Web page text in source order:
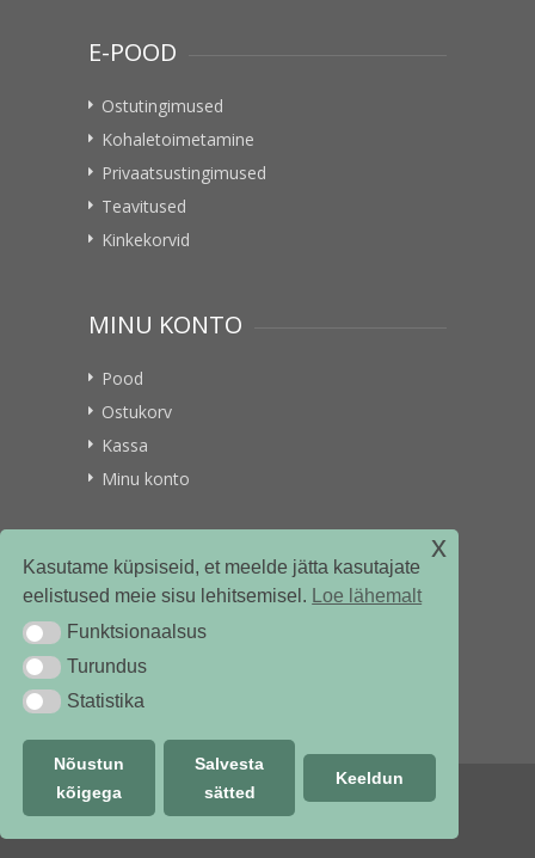
Kasutame küpsiseid, et meelde jätta kasutajate
eelistused meie sisu lehitsemisel. Loe lähemalt
Funktsionaalsus
Funktsionaalsus
TurundusTurundus
StatistikaStatistika
Nõustun
kõigega
Salvesta
sätted
Keeldun
x
E-POOD
Ostutingimused
Kohaletoimetamine
Privaatsustingimused
Teavitused
Kinkekorvid
MINU KONTO
Pood
Ostukorv
Kassa
Minu konto
VITAMIINIKULLER.EE
© vitamiinikuller.ee 2018